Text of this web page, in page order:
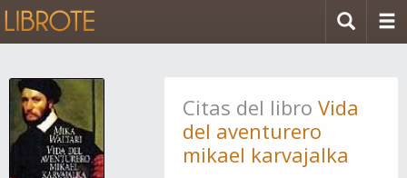
Citas del libroVida
del aventurero
mikael karvajalka